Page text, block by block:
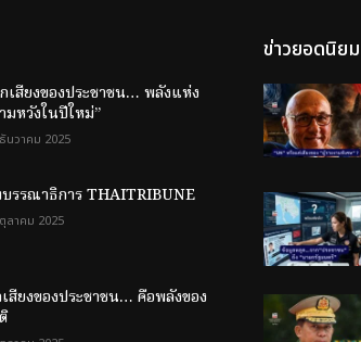
เสียงของประชาชน… พลังแห่ง
มหวังในปีใหม่”
นวาคม 2025
รรณาธิการ THAITRIBUNE
ลาคม 2025
สียงของประชาชน… คือพลังของ
ข่าวยอดนิยม